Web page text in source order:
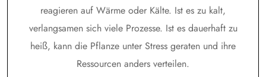
reagieren auf Wärme oder Kälte. Ist es zu kalt,
verlangsamen sich viele Prozesse. Ist es dauerhaft zu
heiß, kann die Pflanze unter Stress geraten und ihre
Ressourcen anders verteilen.